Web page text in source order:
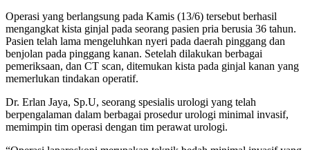
Operasi yang berlangsung pada Kamis (13/6) tersebut berhasil
mengangkat kista ginjal pada seorang pasien pria berusia 36 tahun.
Pasien telah lama mengeluhkan nyeri pada daerah pinggang dan
benjolan pada pinggang kanan. Setelah dilakukan berbagai
pemeriksaan, dan CT scan, ditemukan kista pada ginjal kanan yang
memerlukan tindakan operatif.
Dr. Erlan Jaya, Sp.U, seorang spesialis urologi yang telah
berpengalaman dalam berbagai prosedur urologi minimal invasif,
memimpin tim operasi dengan tim perawat urologi.